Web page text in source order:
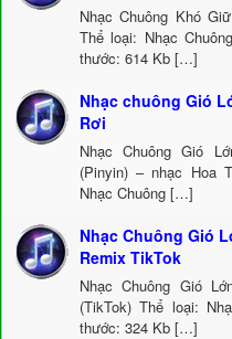
Nhạc Chuông Khó
Thể loại: Nhạc
thước: 614 Kb […]
Nhạc chuông Gió
Rơi
Nhạc Chuông Gió
(Pinyin) – nhạc Hoa
Nhạc Chuông […]
Nhạc Chuông Gió
Remix TikTok
Nhạc Chuông Gió
(TikTok) Thể loại:
thước: 324 Kb […]